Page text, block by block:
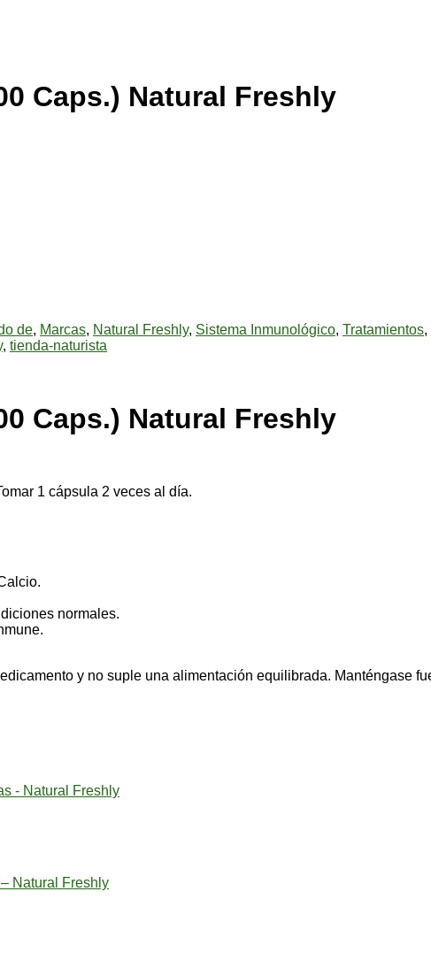
Caps.) Natural Freshly
de, Marcas, Natural Freshly, Sistema Inmunológico, Tratamientos,
, tienda-naturista
Caps.) Natural Freshly
1 cápsula 2 veces al día.
normales.
y no suple una alimentación equilibrada. Manténgase
Natural Freshly